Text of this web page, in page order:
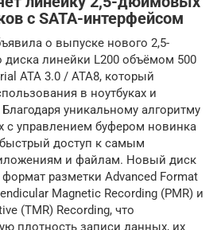
с SATA-интерфейсом
о выпуске нового 2,5-
линейки L200 объёмом 500
ATA 3.0 / ATA8, который
в ноутбуках и
уникальному алгоритму
с управлением буфером новинка
доступ к самым
и файлам. Новый диск
разметки Advanced Format
Magnetic Recording (PMR) и
(TMR) Recording, что
плотность записи данных, их